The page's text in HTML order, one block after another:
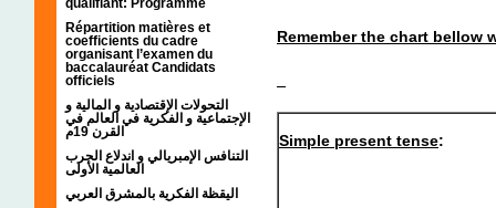
qualifiant: Programme
Répartition matières et
coefficients du cadre
organisant l’examen du
baccalauréat Candidats
officiels
التحولات الإقتصادية و المالية و
الإجتماعية و الفكرية في العالم في
القرن 19م
التنافس الإمبريالي و اندلاع الحرب
العالمية الأولى
اليقظة الفكرية بالمشرق العربي
Remember the chart bellow
Simple present tense: